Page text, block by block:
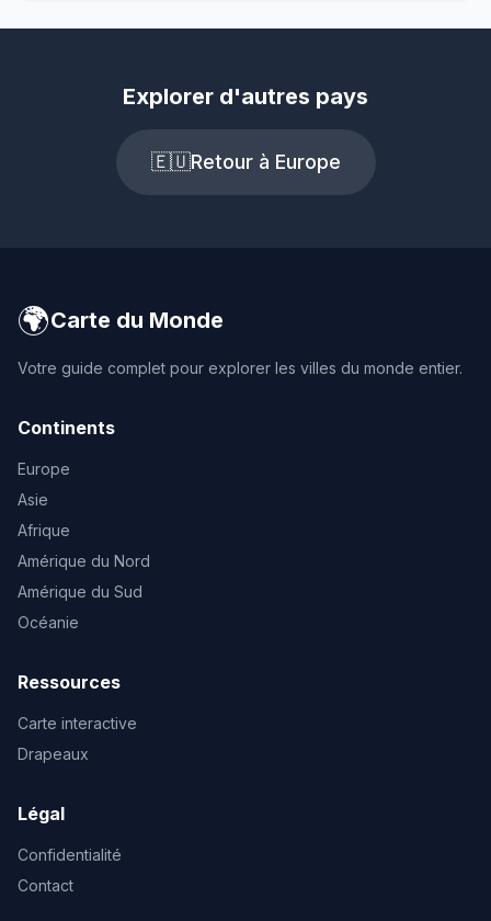
Explorer d'autres pays
🇪🇺Retour à Europe
🌍Carte du Monde
Votre guide complet pour explorer les villes du monde entier.
Continents
Europe
Asie
Afrique
Amérique du Nord
Amérique du Sud
Océanie
Ressources
Carte interactive
Drapeaux
Légal
Confidentialité
Contact